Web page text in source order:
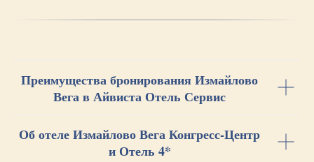
Преимущества бронирования Измайлово
Вега в Айвиста Отель Сервис
Об отеле Измайлово Вега Конгресс-Центр
и Отель 4*